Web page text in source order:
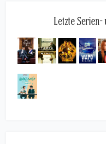
Letzte